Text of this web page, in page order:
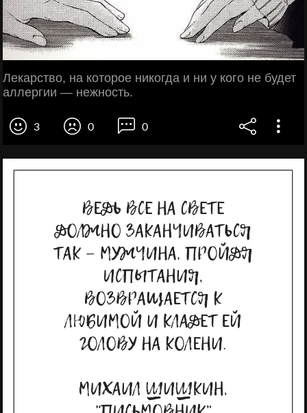
Лекарство, на которое никогда и ни у кого не будет
аллергии — нежность.
3 0 0